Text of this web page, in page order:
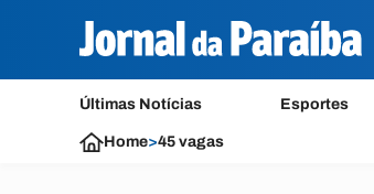
Últimas Notícias Esportes
Home>45 vagas